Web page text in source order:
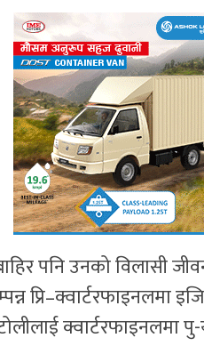
पनि उनको विलासी
प्रि–क्वार्टरफाइनलमा
क्वार्टरफाइनलमा